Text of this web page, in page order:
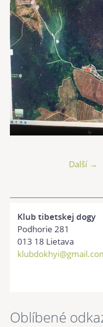
Další →
Klub tibetskej dogy
Podhorie 281
013 18 Lietava
Oblíbené